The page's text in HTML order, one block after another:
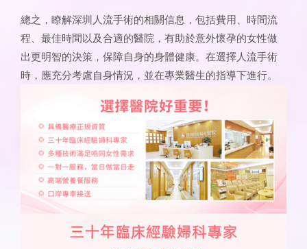
總之，瞭解深圳人流手術的相關信息，包括費用、時間流
程、最佳時間以及合適的醫院，有助於意外懷孕的女性做
出更明智的決策，保障自身的身體健康。在選擇人流手術
時，應充分考慮自身情況，並在專業醫生的指導下進行。